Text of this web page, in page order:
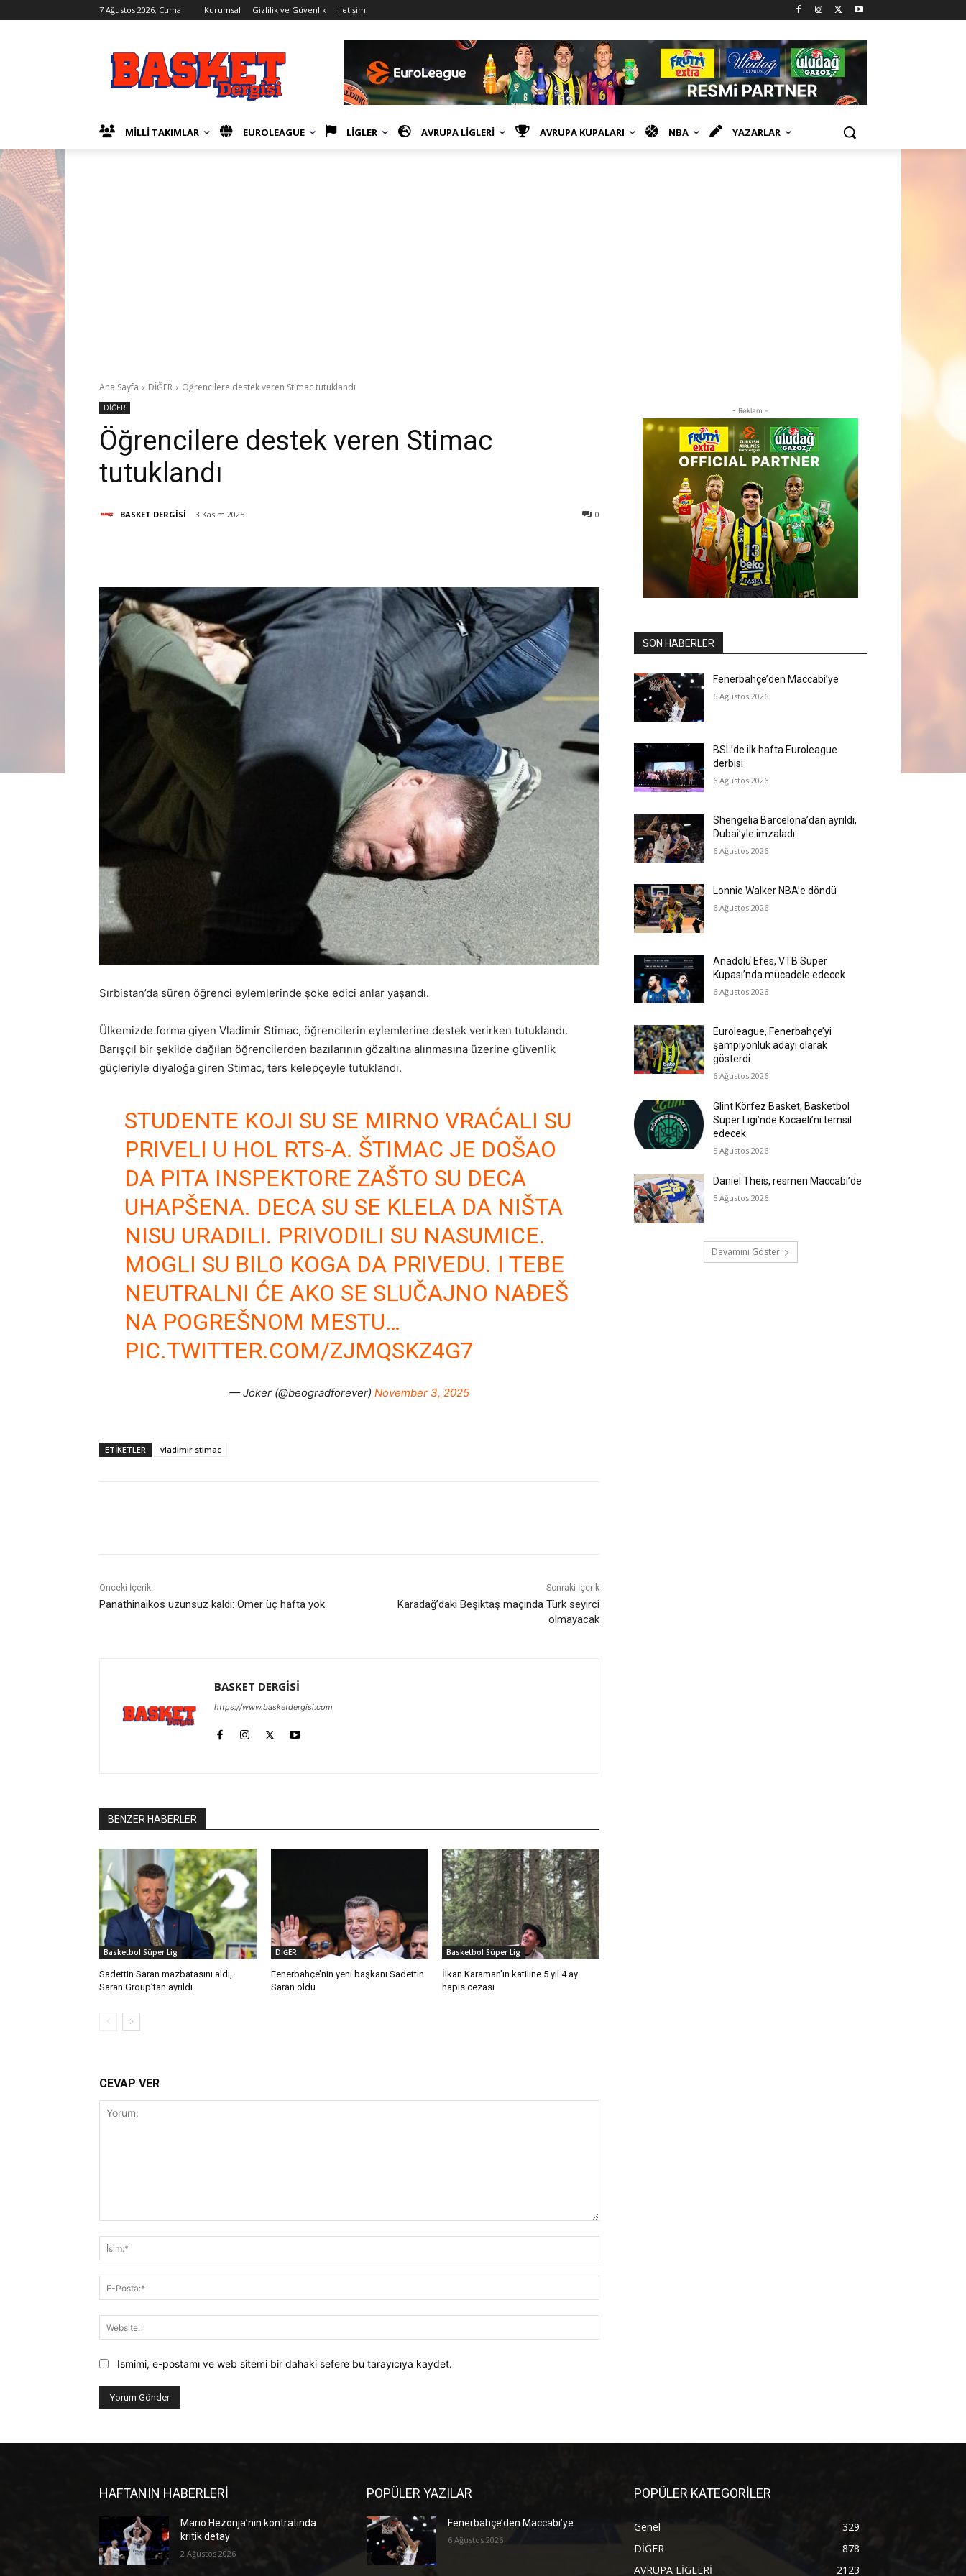
7 Ağustos 2026, Cuma Kurumsal Gizlilik ve Güvenlik İletişim
MİLLİ TAKIMLAR EUROLEAGUE LİGLER AVRUPA LİGLERİ AVRUPA KUPALARI NBA YAZARLAR
Ana Sayfa DİĞER Öğrencilere destek veren Stimac tutuklandı
DİĞER
Öğrencilere destek veren Stimac
tutuklandı
BASKET DERGİSİ 3 Kasım 2025 0
Sırbistan’da süren öğrenci eylemlerinde şoke edici anlar yaşandı.
Ülkemizde forma giyen Vladimir Stimac, öğrencilerin eylemlerine destek verirken tutuklandı.
Barışçıl bir şekilde dağılan öğrencilerden bazılarının gözaltına alınmasına üzerine güvenlik
güçleriyle diyaloğa giren Stimac, ters kelepçeyle tutuklandı.
STUDENTE KOJI SU SE MIRNO VRAĆALI SU
PRIVELI U HOL RTS-A. ŠTIMAC JE DOŠAO
DA PITA INSPEKTORE ZAŠTO SU DECA
UHAPŠENA. DECA SU SE KLELA DA NIŠTA
NISU URADILI. PRIVODILI SU NASUMICE.
MOGLI SU BILO KOGA DA PRIVEDU. I TEBE
NEUTRALNI ĆE AKO SE SLUČAJNO NAĐEŠ
NA POGREŠNOM MESTU…
PIC.TWITTER.COM/ZJMQSKZ4G7
— Joker (@beogradforever) November 3, 2025
ETIKETLER vladimir stimac
Önceki İçerik
Panathinaikos uzunsuz kaldı: Ömer üç hafta yok
Sonraki İçerik
Karadağ’daki Beşiktaş maçında Türk seyirci
olmayacak
BASKET DERGİSİ
https://www.basketdergisi.com
BENZER HABERLER
Basketbol Süper Lig
Sadettin Saran mazbatasını aldı,
Saran Group’tan ayrıldı
DİĞER
Fenerbahçe’nin yeni başkanı Sadettin
Saran oldu
Basketbol Süper Lig
İlkan Karaman’ın katiline 5 yıl 4 ay
hapis cezası
CEVAP VER
Posta:*
Ismimi, e-postamı ve web sitemi bir dahaki sefere bu tarayıcıya kaydet.
- Reklam -
SON HABERLER
Fenerbahçe’den Maccabi’ye
6 Ağustos 2026
BSL’de ilk hafta Euroleague
derbisi
6 Ağustos 2026
Shengelia Barcelona’dan ayrıldı,
Dubai’yle imzaladı
6 Ağustos 2026
Lonnie Walker NBA’e döndü
6 Ağustos 2026
Anadolu Efes, VTB Süper
Kupası’nda mücadele edecek
6 Ağustos 2026
Euroleague, Fenerbahçe’yi
şampiyonluk adayı olarak
gösterdi
6 Ağustos 2026
Glint Körfez Basket, Basketbol
Süper Ligi’nde Kocaeli’ni temsil
edecek
5 Ağustos 2026
Daniel Theis, resmen Maccabi’de
5 Ağustos 2026
Devamını Göster
HAFTANIN HABERLERİ
Mario Hezonja’nın kontratında
kritik detay
2 Ağustos 2026
POPÜLER YAZILAR
Fenerbahçe’den Maccabi’ye
6 Ağustos 2026
POPÜLER KATEGORİLER
Genel
329
DİĞER
878
AVRUPA LİGLERİ
2123